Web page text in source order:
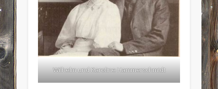
Wilhelm und Karoline Hammerschmidt